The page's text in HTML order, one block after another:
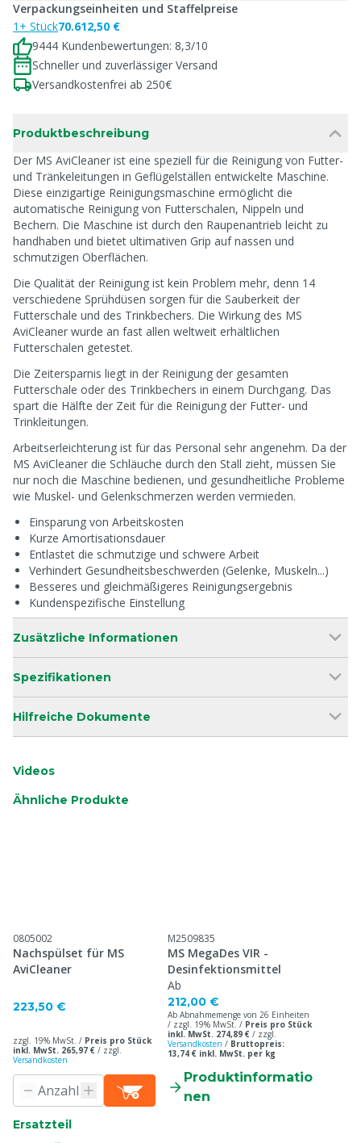
Verpackungseinheiten und Staffelpreise
1+ Stück70.612,50 €
9444 Kundenbewertungen: 8,3/10
Schneller und zuverlässiger Versand
Versandkostenfrei ab 250€
Produktbeschreibung
Der MS AviCleaner ist eine speziell für die Reinigung von Futter-
und Tränkeleitungen in Geflügelställen entwickelte Maschine.
Diese einzigartige Reinigungsmaschine ermöglicht die
automatische Reinigung von Futterschalen, Nippeln und
Bechern. Die Maschine ist durch den Raupenantrieb leicht zu
handhaben und bietet ultimativen Grip auf nassen und
schmutzigen Oberflächen.
Die Qualität der Reinigung ist kein Problem mehr, denn 14
verschiedene Sprühdüsen sorgen für die Sauberkeit der
Futterschale und des Trinkbechers. Die Wirkung des MS
AviCleaner wurde an fast allen weltweit erhältlichen
Futterschalen getestet.
Die Zeitersparnis liegt in der Reinigung der gesamten
Futterschale oder des Trinkbechers in einem Durchgang. Das
spart die Hälfte der Zeit für die Reinigung der Futter- und
Trinkleitungen.
Arbeitserleichterung ist für das Personal sehr angenehm. Da der
MS AviCleaner die Schläuche durch den Stall zieht, müssen Sie
nur noch die Maschine bedienen, und gesundheitliche Probleme
wie Muskel- und Gelenkschmerzen werden vermieden.
Einsparung von Arbeitskosten
Kurze Amortisationsdauer
Entlastet die schmutzige und schwere Arbeit
Verhindert Gesundheitsbeschwerden (Gelenke, Muskeln...)
Besseres und gleichmäßigeres Reinigungsergebnis
Kundenspezifische Einstellung
Zusätzliche Informationen
Spezifikationen
Hilfreiche Dokumente
Videos
Ähnliche Produkte
0805002
Nachspülset für MS
AviCleaner
223,50 €
zzgl. 19% MwSt. / Preis pro Stück
inkl. MwSt. 265,97 € / zzgl.
Versandkosten
M2509835
MS MegaDes VIR -
Desinfektionsmittel
Ab
212,00 €
Ab Abnahmemenge von 26 Einheiten
/ zzgl. 19% MwSt. / Preis pro Stück
inkl. MwSt. 274,89 € / zzgl.
Versandkosten / Bruttopreis:
13,74 € inkl. MwSt. per kg
Produktinformatio
nen
Ersatzteil